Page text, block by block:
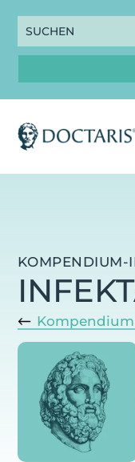
KOMPENDIUM-